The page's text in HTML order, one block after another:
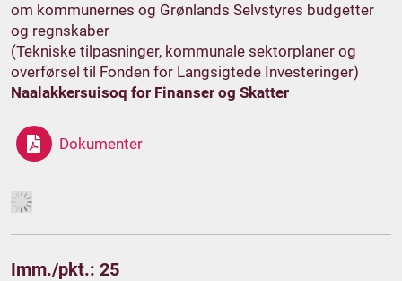
om kommunernes og Grønlands Selvstyres budgetter
og regnskaber
(Tekniske tilpasninger, kommunale sektorplaner og
overførsel til Fonden for Langsigtede Investeringer)
Naalakkersuisoq for Finanser og Skatter
Dokumenter
Imm./pkt.: 25